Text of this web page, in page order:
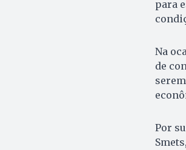
para
Na
de
Por